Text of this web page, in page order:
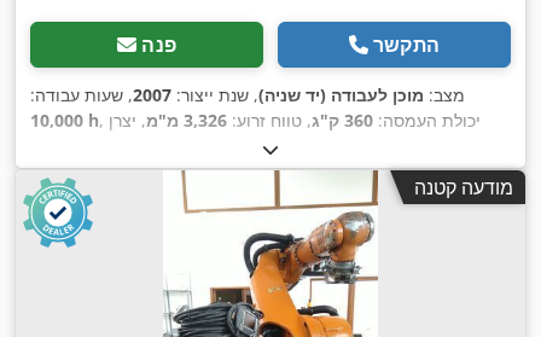
פנה התקשר
מצב: מוכן לעבודה (יד שניה), שנת ייצור: 2007, שעות עבודה:
10,000 h
, יכולת העמסה: 360 ק"ג , טווח זרוע: 3,326 מ"מ
, יצרן
מודעה קטנה